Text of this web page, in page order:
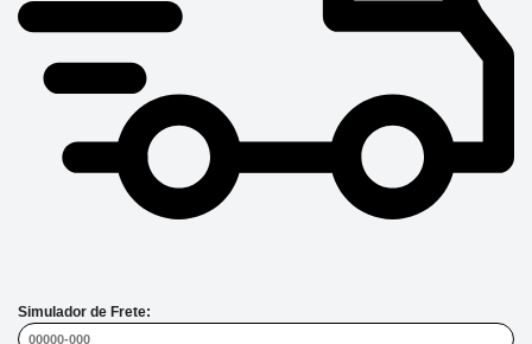
Simulador de Frete: